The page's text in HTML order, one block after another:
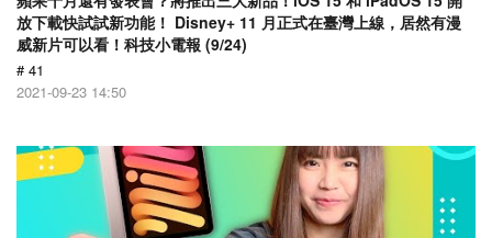
放下載快試試新功能！ Disney+ 11 月正式在臺灣上線，居然有漫
威新片可以看！科技小電報 (9/24)
# 41
2021-09-23 14:50